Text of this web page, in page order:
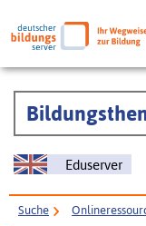
Eduserver
Suche